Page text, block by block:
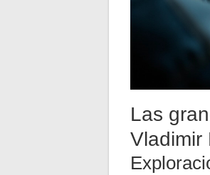
Las
Vladimir